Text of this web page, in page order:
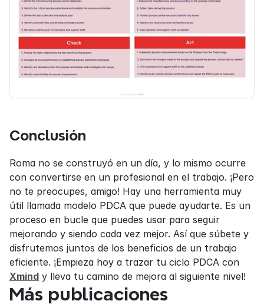
Conclusión
Roma no se construyó en un día, y lo mismo ocurre
con convertirse en un profesional en el trabajo. ¡Pero
no te preocupes, amigo! Hay una herramienta muy
útil llamada modelo PDCA que puede ayudarte. Es un
proceso en bucle que puedes usar para seguir
mejorando y siendo cada vez mejor. Así que súbete y
disfrutemos juntos de los beneficios de un trabajo
Xmind y lleva tu camino de mejora al siguiente nivel!
Más publicaciones